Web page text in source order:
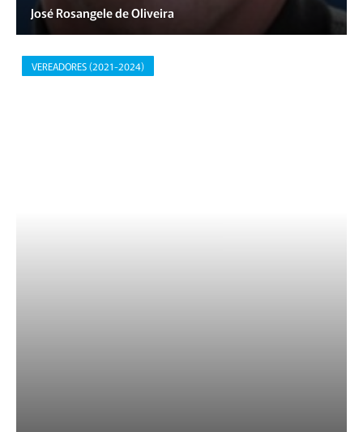
José Rosangele de Oliveira
VEREADORES (2021-2024)